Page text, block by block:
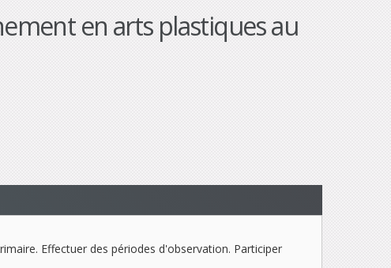
en arts plastiques au
Effectuer des périodes d'observation. Participer